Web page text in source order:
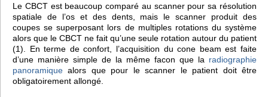
Le CBCT est beaucoup comparé au scanner pour sa résolution
spatiale de l’os et des dents, mais le scanner produit des
coupes se superposant lors de multiples rotations du système
alors que le CBCT ne fait qu’une seule rotation autour du patient
(1). En terme de confort, l’acquisition du cone beam est faite
d’une manière simple de la même facon que la radiographie
panoramique alors que pour le scanner le patient doit être
obligatoirement allongé.